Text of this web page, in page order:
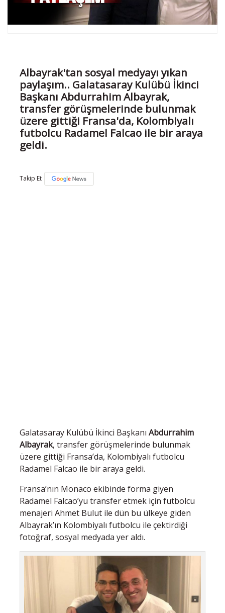
Albayrak'tan sosyal medyayı yıkan
paylaşım.. Galatasaray Kulübü İkinci
Başkanı Abdurrahim Albayrak,
transfer görüşmelerinde bulunmak
üzere gittiği Fransa'da, Kolombiyalı
futbolcu Radamel Falcao ile bir araya
geldi.
Takip Et
Galatasaray Kulübü İkinci Başkanı Abdurrahim
Albayrak, transfer görüşmelerinde bulunmak
üzere gittiği Fransa’da, Kolombiyalı futbolcu
Radamel Falcao ile bir araya geldi.
Fransa’nın Monaco ekibinde forma giyen
Radamel Falcao’yu transfer etmek için futbolcu
menajeri Ahmet Bulut ile dün bu ülkeye giden
Albayrak’ın Kolombiyalı futbolcu ile çektirdiği
fotoğraf, sosyal medyada yer aldı.